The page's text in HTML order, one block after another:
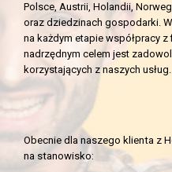
Polsce, Austrii, Holandii,
oraz dziedzinach gospodarki.
na każdym etapie współpracy
nadrzędnym celem jest
korzystających z naszych usług.
Obecnie dla naszego klienta z
na stanowisko: